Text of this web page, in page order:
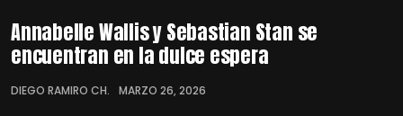
Annabelle Wallis y Sebastian Stan se
encuentran en la dulce espera
DIEGO RAMIRO CH. MARZO 26, 2026